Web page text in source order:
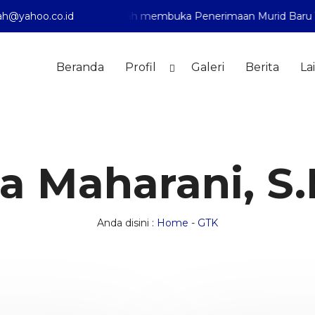
1 Pontianak telah membuka Penerimaan Murid Baru
Beranda Profil Galeri Berita
Maharani,
Anda disini : Home - GTK